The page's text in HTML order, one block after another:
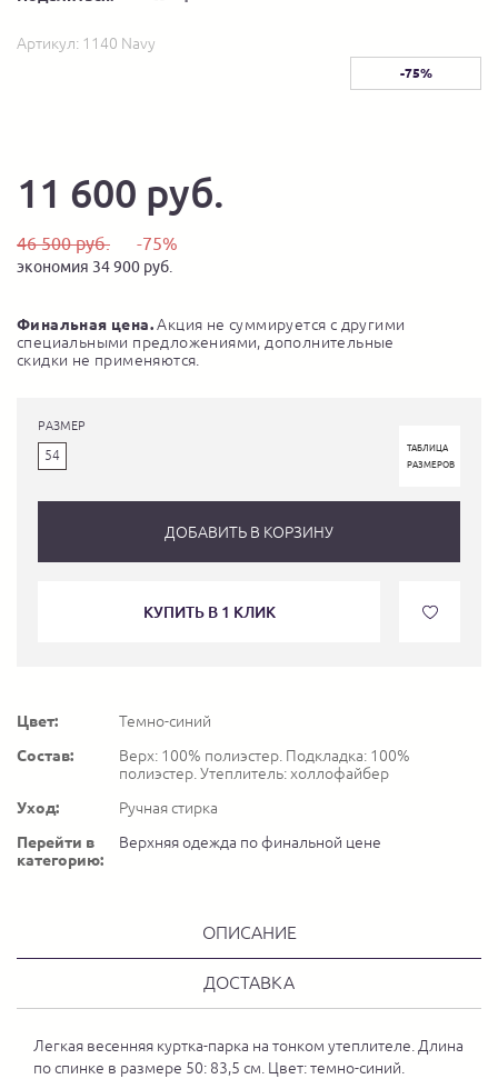
Артикул: 1140 Navy
-75%
11 600 руб.
46 500 руб. -75%
экономия 34 900 руб.
Финальная цена.Акция не суммируется с другими
специальными предложениями, дополнительные
скидки не применяются.
РАЗМЕР
54
ТАБЛИЦА
РАЗМЕРОВ
ДОБАВИТЬ В КОРЗИНУ
КУПИТЬ В 1 КЛИК
Цвет:
Темно-синий
Состав:
Верх: 100% полиэстер. Подкладка: 100%
полиэстер. Утеплитель: холлофайбер
Уход:
Ручная стирка
Перейти в
категорию:
Верхняя одежда по финальной цене
ОПИСАНИЕ
ДОСТАВКА
Легкая весенняя куртка-парка на тонком утеплителе. Длина
по спинке в размере 50: 83,5 см. Цвет: темно-синий.